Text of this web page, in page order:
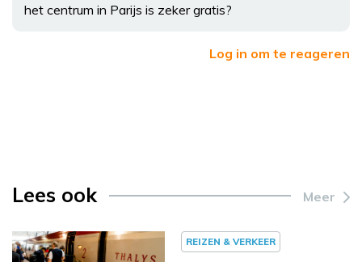
het centrum in Parijs is zeker gratis?
Log in om te reageren
Lees ook Meer
REIZEN & VERKEER